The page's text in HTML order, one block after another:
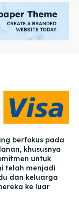
berfokus pada
khususnya
untuk
telah menjadi
dan keluarga
ke luar